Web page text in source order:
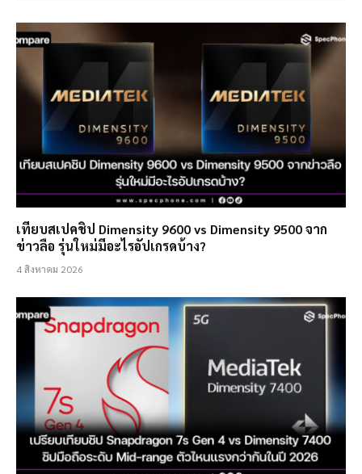
เทียบสเปคชิป Dimensity 9600 vs Dimensity 9500 จาก
ข่าวลือ รุ่นใหม่มีอะไรอัปเกรดบ้าง?
4 สิงหาคม 2026